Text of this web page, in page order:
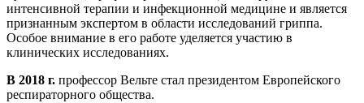
интенсивной терапии и инфекционной медицине и является
признанным экспертом в области исследований гриппа.
Особое внимание в его работе уделяется участию в
клинических исследованиях.
В 2018 г. профессор Вельте стал президентом Европейского
респираторного общества.